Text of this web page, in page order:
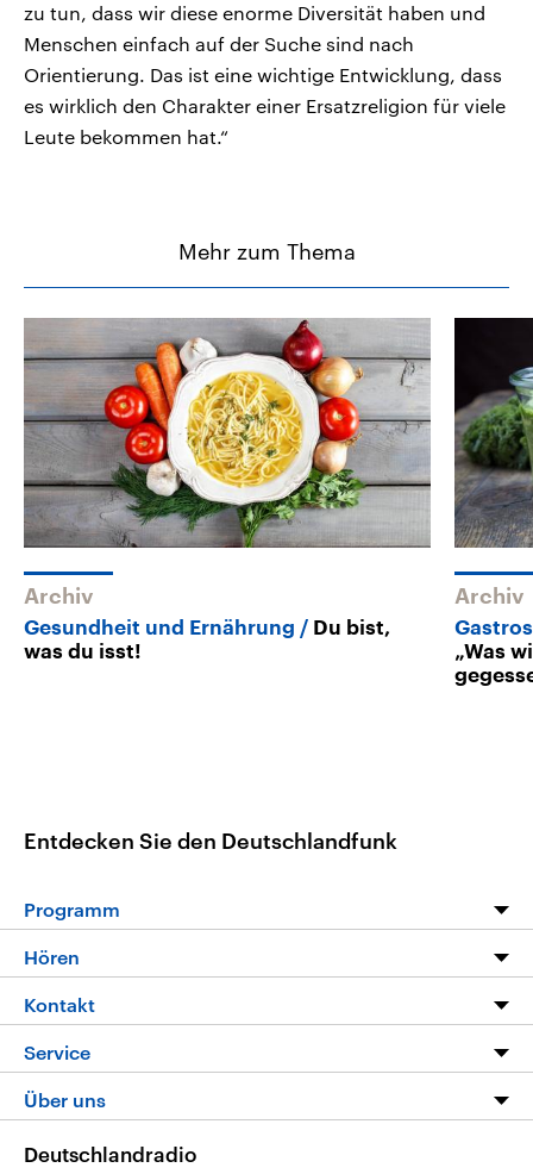
zu tun, dass wir diese enorme Diversität haben und
Menschen einfach auf der Suche sind nach
Orientierung. Das ist eine wichtige Entwicklung, dass
es wirklich den Charakter einer Ersatzreligion für viele
Leute bekommen hat.“
Mehr zum Thema
Archiv
Gesundheit und Ernährung
Du bist,
was du isst!
Archiv
„Was
Entdecken Sie den Deutschlandfunk
Programm
Programm
Die Nachrichten
Nachrichtenleicht
Neue Beiträge auf dlf.de
Hören
Livestream
Podcasts
Deutschlandfunk App
Nachrichten App
Kontakt
Hörerservice
Service
FAQ
Veranstaltungen
Über uns
Deutschlandradio